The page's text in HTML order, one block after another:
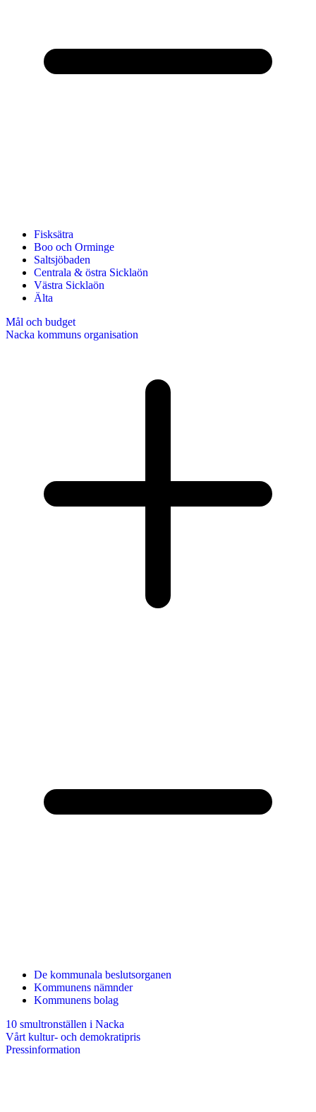
Fisksätra
Boo och Orminge
Saltsjöbaden
Centrala & östra Sicklaön
Västra Sicklaön
Älta
Mål och budget
Nacka kommuns organisation
De kommunala beslutsorganen
Kommunens nämnder
Kommunens bolag
10 smultronställen i Nacka
Vårt kultur- och demokratipris
Pressinformation